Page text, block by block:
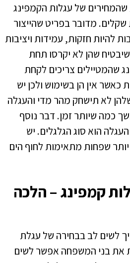
של עגלות הקמפינג
מדובר בפריט שהייצור
להיות חזקות, עמידות ויציבות
שהן לא יקרסו תחת
שהמטיילים צריכים לקחת
אין הן בשימוש ולכן יש
לא תישחק מהר מדי והעגלה
כמה שיותר זמן. דבר נוסף
הוא סוג הגלגלים. יש
שפחות מתאימות לחוף הים
קמפינג – הלכה
לשים לב בבחירה של עגלת
את בני המשפחה אפשר לשים